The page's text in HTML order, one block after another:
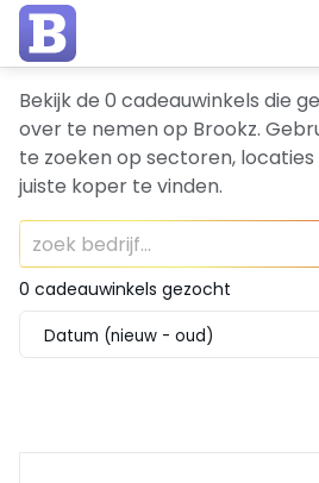
Bekijk de 0 cadeauwinkels die
over te nemen op Brookz.
te zoeken op sectoren,
juiste koper te vinden.
0 cadeauwinkels gezocht